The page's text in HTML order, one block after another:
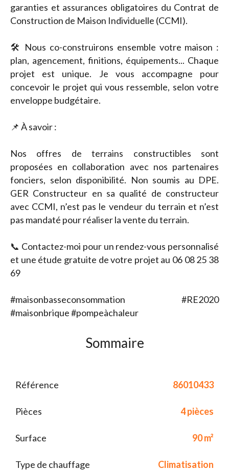
garanties et assurances obligatoires du Contrat de
Construction de Maison Individuelle (CCMI).
🛠️ Nous co-construirons ensemble votre maison :
plan, agencement, finitions, équipements... Chaque
projet est unique. Je vous accompagne pour
concevoir le projet qui vous ressemble, selon votre
enveloppe budgétaire.
📌 À savoir :
Nos offres de terrains constructibles sont
proposées en collaboration avec nos partenaires
fonciers, selon disponibilité. Non soumis au DPE.
GER Constructeur en sa qualité de constructeur
avec CCMI, n’est pas le vendeur du terrain et n’est
pas mandaté pour réaliser la vente du terrain.
📞 Contactez-moi pour un rendez-vous personnalisé
et une étude gratuite de votre projet au 06 08 25 38
69
#maisonbasseconsommation #RE2020
#maisonbrique #pompeàchaleur
Sommaire
Référence 86010433
Pièces 4 pièces
Surface 90 m²
Type de chauffage Climatisation